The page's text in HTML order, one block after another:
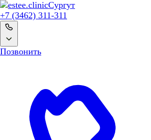
Сургут
+7 (3462) 311-311
Позвонить